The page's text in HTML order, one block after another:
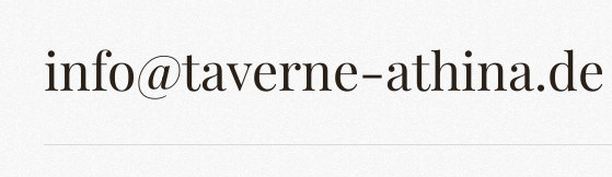
info@taverne-athina.de